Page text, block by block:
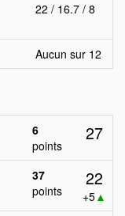
22 / 16.7 / 8
Aucun sur 12
6
points
27
37
points
22
+5▲